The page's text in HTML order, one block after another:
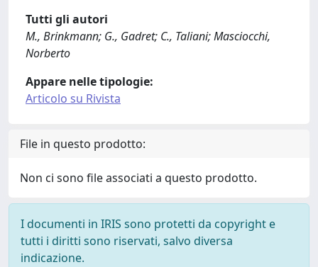
Tutti gli autori
M., Brinkmann; G., Gadret; C., Taliani; Masciocchi,
Norberto
Appare nelle tipologie:
Articolo su Rivista
File in questo prodotto:
Non ci sono file associati a questo prodotto.
I documenti in IRIS sono protetti da copyright e
tutti i diritti sono riservati, salvo diversa
indicazione.